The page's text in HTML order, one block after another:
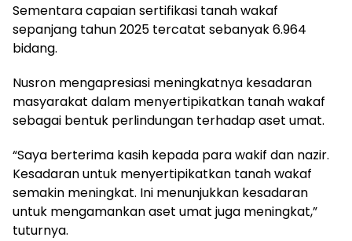
Sementara capaian sertifikasi tanah wakaf
sepanjang tahun 2025 tercatat sebanyak 6.964
bidang.
Nusron mengapresiasi meningkatnya kesadaran
masyarakat dalam menyertipikatkan tanah wakaf
sebagai bentuk perlindungan terhadap aset umat.
“Saya berterima kasih kepada para wakif dan nazir.
Kesadaran untuk menyertipikatkan tanah wakaf
semakin meningkat. Ini menunjukkan kesadaran
untuk mengamankan aset umat juga meningkat,”
tuturnya.